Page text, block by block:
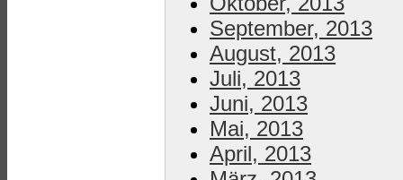
September, 2013
August, 2013
Juli, 2013
Juni, 2013
Mai, 2013
April, 2013